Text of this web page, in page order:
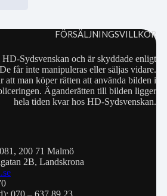
FÖRSÄLJNINGSVILLKOR
Sydsvenskan och är skyddade enligt
får inte manipuleras eller säljas vidare.
att man köper rätten att använda bilden i
Äganderätten till bilden ligger
hela tiden kvar hos HD-Sydsvenskan.
200 71 Malmö
2B, Landskrona